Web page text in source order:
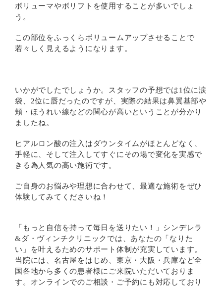
ボリューマやボリフトを使用することが多いでしょ
う。
この部位をふっくらボリュームアップさせることで
若々しく見えるようになります。
いかがでしたでしょうか。スタッフの予想では1位に涙
袋、2位に唇だったのですが、実際の結果は鼻翼基部や
頬・ほうれい線などの関心が高いということが分かり
ましたね。
ヒアルロン酸の注入はダウンタイムがほとんどなく、
手軽に、そして注入してすぐにその場で変化を実感で
きる為人気の高い施術です。
ご自身のお悩みや理想に合わせて、最適な施術をぜひ
体験してみてくださいね！
「もっと自信を持って毎日を送りたい！」シンデレラ
&ダ・ヴィンチクリニックでは、あなたの「なりた
い」を叶えるためのサポート体制が充実しています。
当院には、名古屋をはじめ、東京・大阪・兵庫など全
国各地から多くの患者様にご来院いただいておりま
す。オンラインでのご相談・ご予約にも対応しており